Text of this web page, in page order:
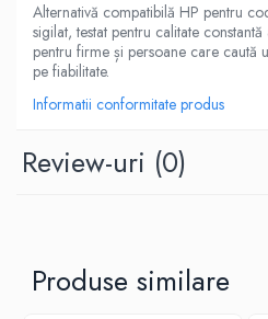
Alternativă compatibilă HP pentru
sigilat, testat pentru calitate
pentru firme și persoane care caută
pe fiabilitate.
Informatii conformitate produs
Review-uri (0)
Produse similare